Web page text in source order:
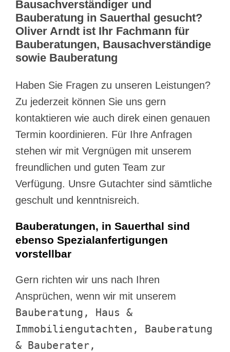
Bausachverständiger und
Bauberatung in Sauerthal gesucht?
Oliver Arndt ist Ihr Fachmann für
Bauberatungen, Bausachverständige
sowie Bauberatung
Haben Sie Fragen zu unseren Leistungen?
Zu jederzeit können Sie uns gern
kontaktieren wie auch direk einen genauen
Termin koordinieren. Für Ihre Anfragen
stehen wir mit Vergnügen mit unserem
freundlichen und guten Team zur
Verfügung. Unsre Gutachter sind sämtliche
geschult und kenntnisreich.
Bauberatungen, in Sauerthal sind
ebenso Spezialanfertigungen
vorstellbar
Gern richten wir uns nach Ihren
Ansprüchen, wenn wir mit unserem
Bauberatung, Haus &
Immobiliengutachten, Bauberatung
& Bauberater,